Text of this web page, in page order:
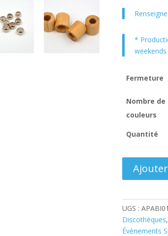
*
Fermeture
Nombre de
couleurs
Quantité
Ecologique
en
Bambou
UGS :
Discothèques,
Évènements